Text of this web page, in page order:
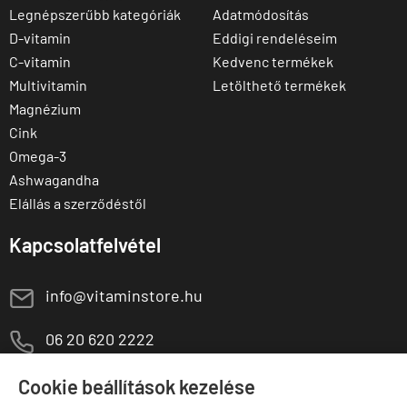
Cookie beállítások kezelése
Legnépszerűbb kategóriák
D-vitamin
C-vitamin
Multivitamin
Magnézium
Cink
Omega-3
Ashwagandha
Elállás a szerződéstől
Adatmódosítás
Eddigi rendeléseim
Kedvenc termékek
Letölthető termékek
Kapcsolatfelvétel
E info@vitaminstore.hu
M 06 20 620 2222
T
1141 Budapest,
Szugló u. 83-85.